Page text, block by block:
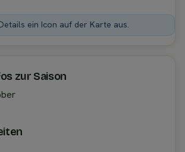
ein Icon auf der Karte aus.
zur Saison